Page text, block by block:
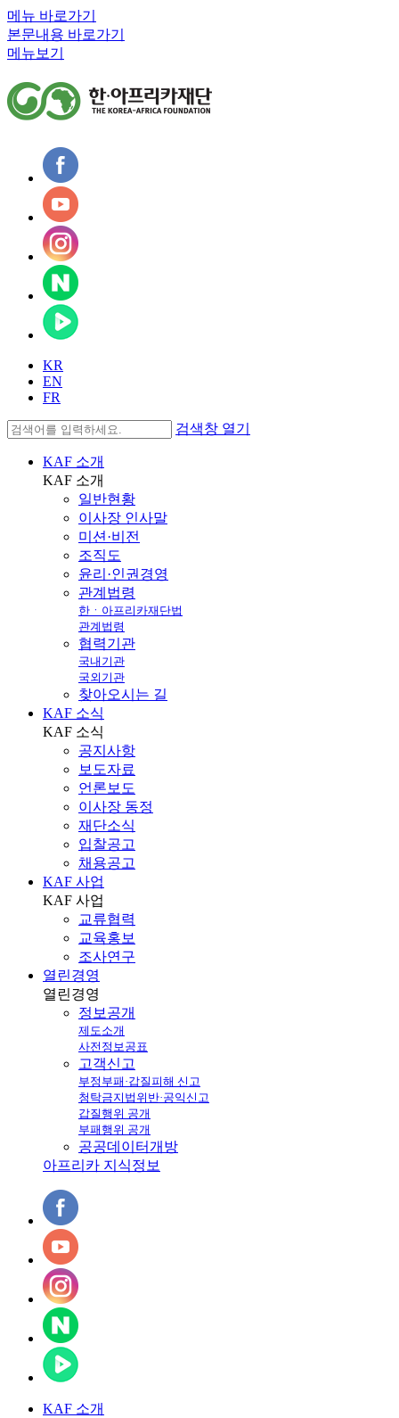
메뉴 바로가기
본문내용 바로가기
메뉴보기
KR
EN
FR
검색창 열기
KAF 소개
KAF 소개
일반현황
이사장 인사말
미션·비전
조직도
윤리·인권경영
관계법령
한ㆍ아프리카재단법
관계법령
협력기관
국내기관
국외기관
찾아오시는 길
KAF 소식
KAF 소식
공지사항
보도자료
언론보도
이사장 동정
재단소식
입찰공고
채용공고
KAF 사업
KAF 사업
교류협력
교육홍보
조사연구
열린경영
열린경영
정보공개
제도소개
사전정보공표
고객신고
부정부패·갑질피해 신고
청탁금지법위반·공익신고
갑질행위 공개
부패행위 공개
공공데이터개방
아프리카 지식정보
KAF 소개